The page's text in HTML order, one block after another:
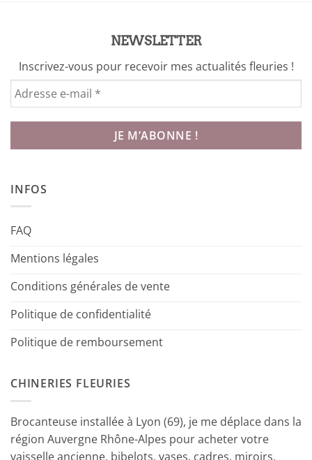
NEWSLETTER
Inscrivez-vous pour recevoir mes actualités fleuries !
INFOS
FAQ
Mentions légales
Conditions générales de vente
Politique de confidentialité
Politique de remboursement
CHINERIES FLEURIES
Brocanteuse installée à Lyon (69), je me déplace dans la
région Auvergne Rhône-Alpes pour acheter votre
vaisselle ancienne, bibelots, vases, cadres, miroirs,